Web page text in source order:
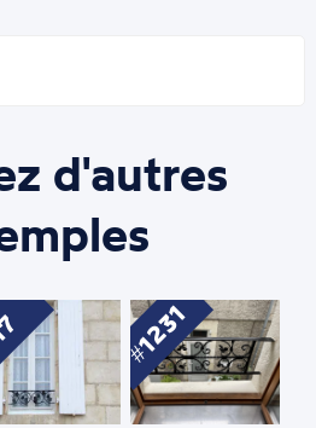
d'autres
1231